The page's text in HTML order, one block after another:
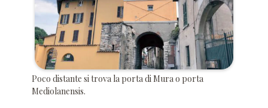
Poco distante si trova la porta di Mura o porta
Mediolanensis.